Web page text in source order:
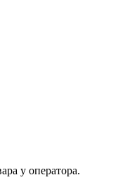
у оператора.